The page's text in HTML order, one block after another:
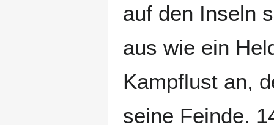
auf den Inseln
aus wie ein
Kampflust an,
seine Feinde.